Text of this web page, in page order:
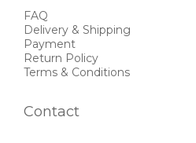
FAQ
Delivery & Shipping
Payment
Return Policy
Terms & Conditions
Contact